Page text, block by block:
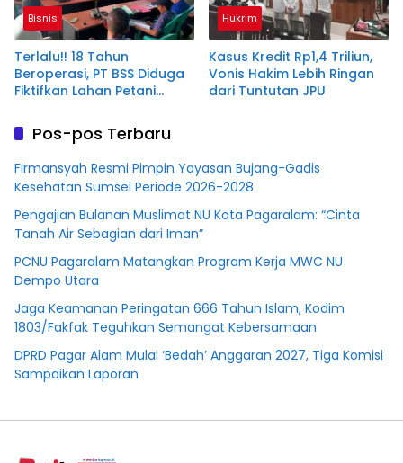
Bisnis
Terlalu!! 18 Tahun
Beroperasi, PT BSS Diduga
Fiktifkan Lahan Petani
Hukrim
Kasus Kredit Rp1,4 Triliun,
Vonis Hakim Lebih Ringan
dari Tuntutan JPU
Pos-pos Terbaru
Firmansyah Resmi Pimpin Yayasan Bujang-Gadis
Kesehatan Sumsel Periode 2026-2028
Pengajian Bulanan Muslimat NU Kota Pagaralam: “Cinta
Tanah Air Sebagian dari Iman”
PCNU Pagaralam Matangkan Program Kerja MWC NU
Dempo Utara
Jaga Keamanan Peringatan 666 Tahun Islam, Kodim
1803/Fakfak Teguhkan Semangat Kebersamaan
DPRD Pagar Alam Mulai ‘Bedah’ Anggaran 2027, Tiga Komisi
Sampaikan Laporan